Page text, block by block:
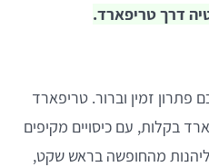
דרך טריפארד.
זמין וברור. טריפארד
בקלות, עם כיסויים מקיפים
ליהנות מהחופשה בראש שקט,